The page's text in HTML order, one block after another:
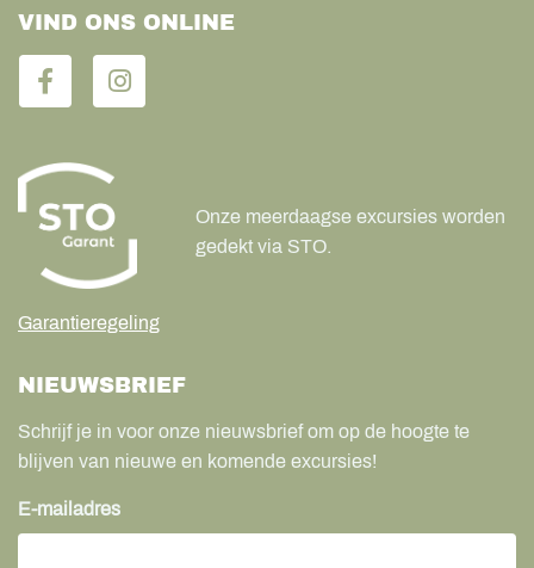
VIND ONS ONLINE
Garantieregeling
Onze meerdaagse excursies worden
gedekt via STO.
NIEUWSBRIEF
Schrijf je in voor onze nieuwsbrief om op de hoogte te
blijven van nieuwe en komende excursies!
E-mailadres